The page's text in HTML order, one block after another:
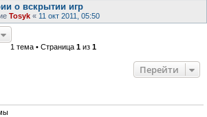
о вскрытии игр
Tosyk « 11 окт 2011, 05:50
1 тема • Страница 1из 1
Перейти